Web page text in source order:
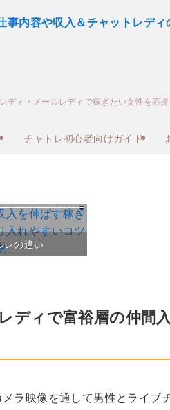
ディ・メールレディで稼ぎたい女性を応
チャトレ初心者向けガイド
レの違い
ディで富裕層の仲間
ラ映像を通して男性とライブ